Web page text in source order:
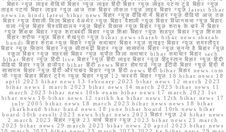
बिहार न्यूज़ लाइव वीडियो बिहार न्यूज़ लाइव हिंदी बिहार न्यूज़ लाइव पटना टुडे बिहार न्यूज़
लाइव पटना बिहार लाइव न्यूज़ आज तक बिहार लोकल न्यूज़ लाइव बिहार न्यूज़ latest bihar
news in hindi latest bihar news बिहार न्यूज़ वीडियो में बिहार न्यूज़ वीडियो आज तक
बिहार न्यूज़ वैशाली जिला बिहार वेअथेर न्यूज़ बिहार वैशाली न्यूज़ बिहार विधानसभा न्यूज़ बिहार
वाला न्यूज़ बिहार विश्वविद्यालय न्यूज़ बिहार विकास न्यूज़ बिहार न्यूज़ शराब के बारे में बिहार
न्यूज़ शिक्षक बिहार न्यूज़ शराबबंदी बिहार न्यूज़ शिक्षा बिहार न्यूज़ शाहपुर बिहार न्यूज़ शिमला
बिहार शरीफ न्यूज़ बिहार शेखपुरा न्यूज़ bihar news sharab bihar news sharab
bandi बिहार शराब न्यूज़ बिहार न्यूज़ समाचार बिहार न्यूज़ सुनाइए बिहार न्यूज़ समस्तीपुर
बिहार न्यूज़ सिवान बिहार न्यूज़ सीतामढ़ी बिहार न्यूज़ सासाराम बिहार न्यूज़ सुनना है बिहार न्यूज़
स्कूल बिहार न्यूज़ सहरसा बिहार न्यूज़ सुपौल जिला समाचार bihar समाचार बिहार sach
bihar बिहार न्यूज़ हिंदी live बिहार न्यूज़ हिंदी लाइव बिहार न्यूज़ हिंदुस्तान बिहार न्यूज़ हिंदी
वीडियो बिहार न्यूज़ हाजीपुर bihar हिंदी news बिहार होमगार्ड न्यूज़ ईटीवी बिहार न्यूज़ हिंदी में
सासाराम बिहार न्यूज़ हिंदी औरंगाबाद बिहार न्यूज़ हिंदी news हिंदी bihar बिहार news.com
जी न्यूज बिहार बिहार ट्रेन न्यूज़ बिहार न्यूज़ 12 फरवरी बिहार न्यूज़ 18 bihar news 18
april 2023 bihar news 13 february 2023 bihar news 12 march 2023
bihar news 1 march 2023 bihar news 14 march 2023 bihar news 11
march 2023 bihar news 10th exam bihar news 17 march 2023 1st
bihar news 18 bihar news 12 tarikh ka bihar news 12th bihar news 17
july 2005 bihar news 18 march 2023 bihar news news 18 bihar
jharkhand bihar band news 18 june bihar board 10th news bihar
board 10th result 2023 news bihar news 2023 बिहार न्यूज़ 24 bihar news
2 march 2023 बिहार न्यूज़ 23 मार्च बिहार न्यूज़ 2023 bihar news 21 march
2023 bihar news 29 march 2023 bihar news 20 april 2023 bihar news